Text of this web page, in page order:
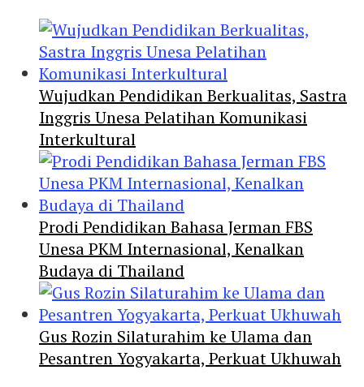
Wujudkan Pendidikan Berkualitas, Sastra
Inggris Unesa Pelatihan Komunikasi
Interkultural
Prodi Pendidikan Bahasa Jerman FBS
Unesa PKM Internasional, Kenalkan
Budaya di Thailand
Gus Rozin Silaturahim ke Ulama dan
Pesantren Yogyakarta, Perkuat Ukhuwah